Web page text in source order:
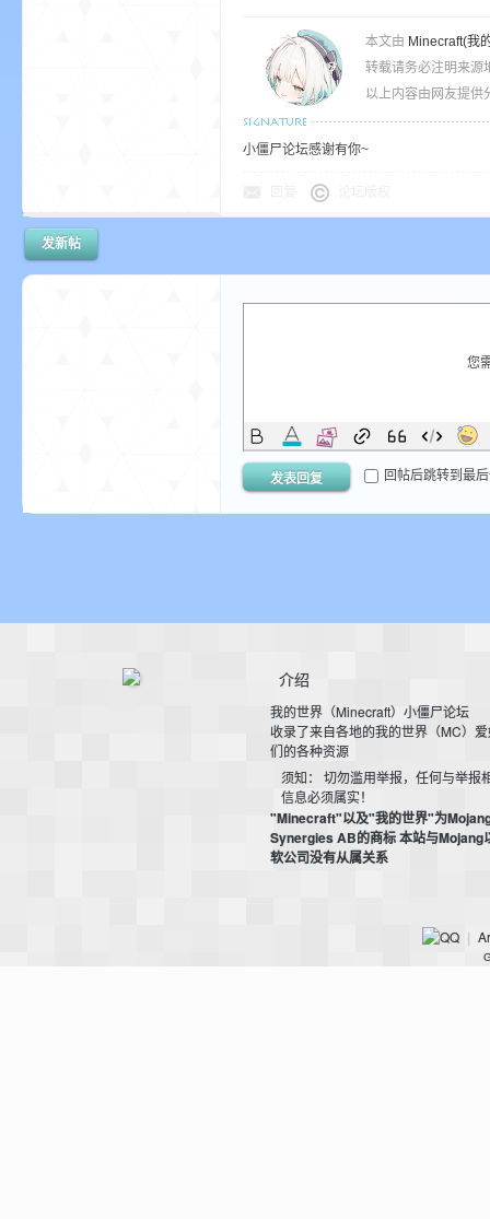
世
本文由 Minecraft(我
转载请务必注明来源
以上内容由网友提供
小僵尸论坛感谢有你~
发新帖
您
发表回复 回帖后跳转到最
介绍
我的世界（Minecraft）小僵尸论坛
收录了来自各地的我的世界（MC）
们的各种资源
须知： 切勿滥用举报，任何与举报
信息必须属实！
"Minecraft"以及"我的世界"为
Synergies AB的商标 本站与Mojang
软公司没有从属关系